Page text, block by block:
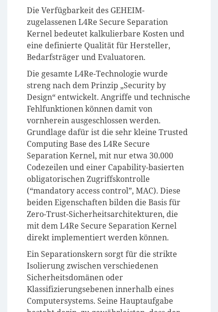
Die Verfügbarkeit des GEHEIM-
zugelassenen L4Re Secure Separation
Kernel bedeutet kalkulierbare Kosten und
eine definierte Qualität für Hersteller,
Bedarfsträger und Evaluatoren.
Die gesamte L4Re-Technologie wurde
streng nach dem Prinzip „Security by
Design“ entwickelt. Angriffe und technische
Fehlfunktionen können damit von
vornherein ausgeschlossen werden.
Grundlage dafür ist die sehr kleine Trusted
Computing Base des L4Re Secure
Separation Kernel, mit nur etwa 30.000
Codezeilen und einer Capability-basierten
obligatorischen Zugriffskontrolle
(“mandatory access control”, MAC). Diese
beiden Eigenschaften bilden die Basis für
Zero-Trust-Sicherheitsarchitekturen, die
mit dem L4Re Secure Separation Kernel
direkt implementiert werden können.
Ein Separationskern sorgt für die strikte
Isolierung zwischen verschiedenen
Sicherheitsdomänen oder
Klassifizierungsebenen innerhalb eines
Computersystems. Seine Hauptaufgabe